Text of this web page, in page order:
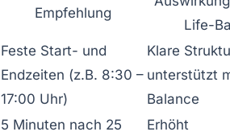
Empfehlung
Life-
Feste Start- und
Endzeiten (z.B. 8:30 –
17:00 Uhr)
Klare
unterstützt
Balance
5 Minuten nach 25
Erhöht